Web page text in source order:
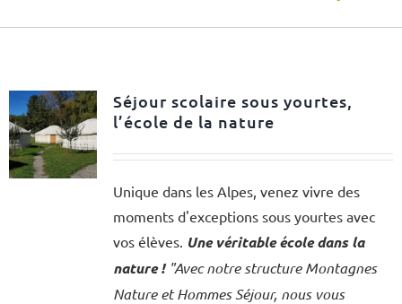
Séjour scolaire sous yourtes,
l’école de la nature
Unique dans les Alpes, venez vivre des
moments d'exceptions sous yourtes avec
vos élèves. Une véritable école dans la
nature ! "Avec notre structure Montagnes
Nature et Hommes Séjour, nous vous